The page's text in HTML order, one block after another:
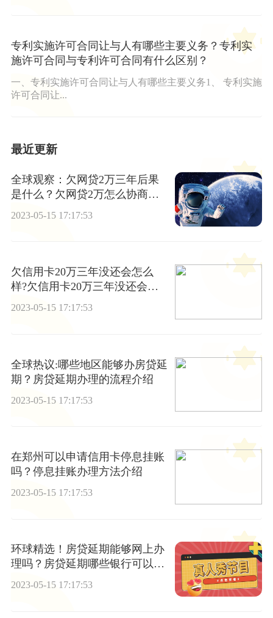
专利实施许可合同让与人有哪些主要义务？专利实
施许可合同与专利许可合同有什么区别？
一、专利实施许可合同让与人有哪些主要义务1、 专利实施
许可合同让...
最近更新
全球观察：欠网贷2万三年后果
是什么？欠网贷2万怎么协商延
2023-05-15 17:17:53
欠信用卡20万三年没还会怎么
样?欠信用卡20万三年没还会坐
牢吗? 当前通讯
2023-05-15 17:17:53
全球热议:哪些地区能够办房贷延
期？房贷延期办理的流程介绍
2023-05-15 17:17:53
在郑州可以申请信用卡停息挂账
吗？停息挂账办理方法介绍
2023-05-15 17:17:53
环球精选！房贷延期能够网上办
理吗？房贷延期哪些银行可以申
请？
2023-05-15 17:17:53